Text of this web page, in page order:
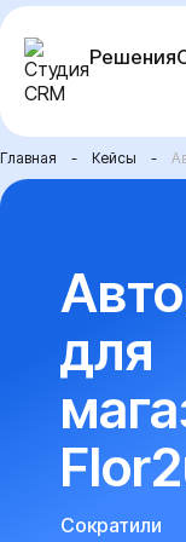
Перейти
содержимомуРешения
Главная - Кейсы -
для
Сократили